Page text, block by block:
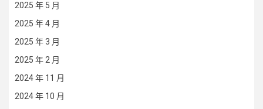
2025 年 5 月
2025 年 4 月
2025 年 3 月
2025 年 2 月
2024 年 11 月
2024 年 10 月